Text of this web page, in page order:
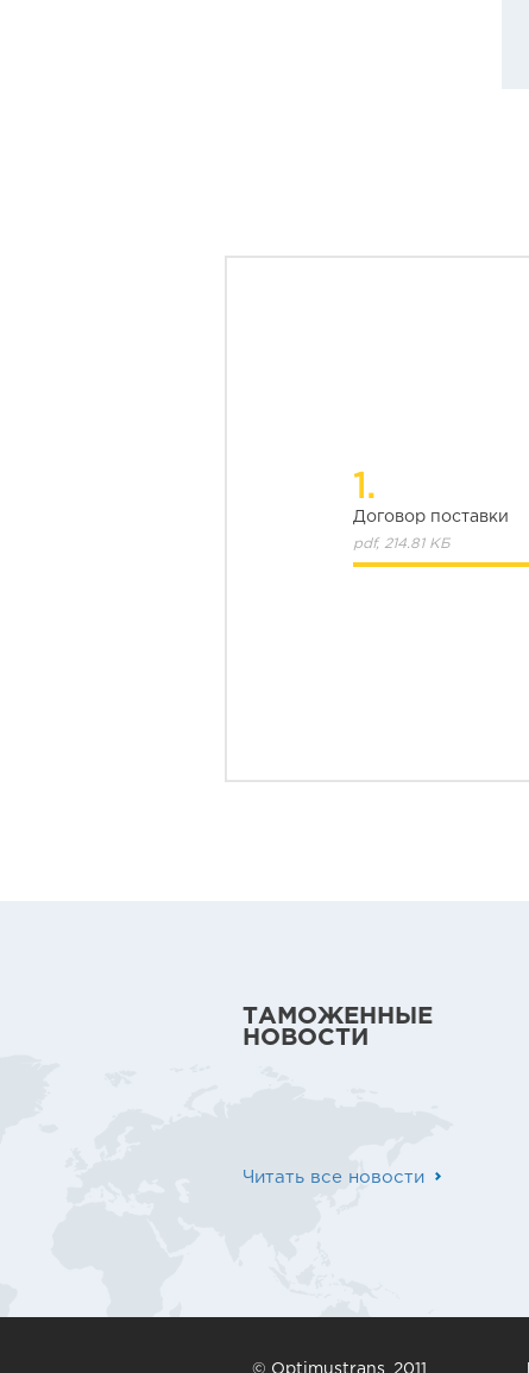
1.
Договор поставки
pdf, 214.81 КБ
ТАМОЖЕННЫЕ
НОВОСТИ
Читать все новости
© Optimustrans, 2011